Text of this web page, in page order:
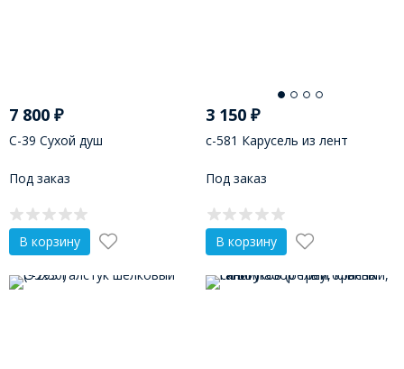
7 800 ₽
С-39 Сухой душ
Под заказ
В корзину
3 150₽
с-581 Карусель из лент
Под заказ
В корзину